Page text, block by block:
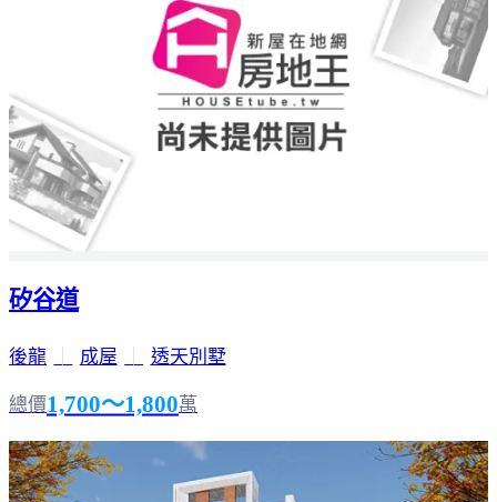
矽谷道
後龍 成屋 透天別墅
總價1,700～1,800萬